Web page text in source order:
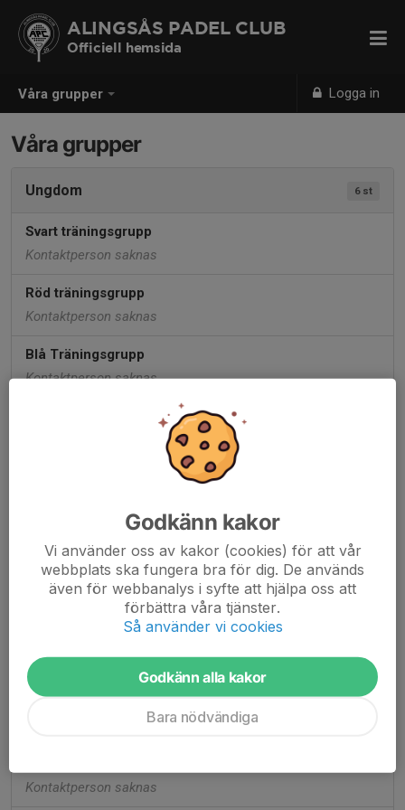
Våra grupper Logga in
ALINGSÅS PADEL CLUB
Officiell hemsida
Våra grupper
6 st
Ungdom
Svart träningsgrupp
Kontaktperson saknas
Röd träningsgrupp
Kontaktperson saknas
Blå Träningsgrupp
Kontaktperson saknas
Grön träningsgrupp (torsdag)
Seniorer
Anna Hermansson
Serielag D
Kontaktperson saknas
Kontaktperson saknas
Godkänn kakor
Vi använder oss av kakor (cookies) för att vår
webbplats ska fungera bra för dig. De används
även för webbanalys i syfte att hjälpa oss att
förbättra våra tjänster.
Så använder vi cookies
Godkänn alla kakor
Bara nödvändiga